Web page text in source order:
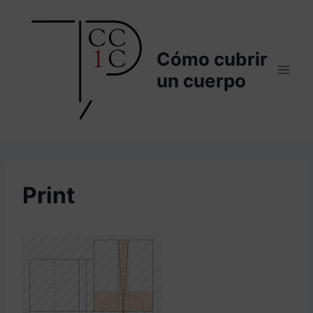
Cómo cubrir
un cuerpo
Print